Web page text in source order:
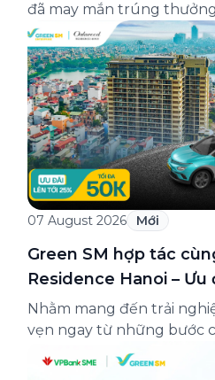
đã may mắn trúng
Livestream trao thưởng 1
nhịp cuộc vui”, được
Fanpage và TikTok Green
21:00 ngày 04/08/2026.
diễn ra công khai với sự
07 August 2026 Mới
Green SM hợp tác
Residence Hanoi – Ưu
lên đến 25%
Nhằm mang đến trải
vẹn ngay từ những bước
Green SM chính thức hợp
Oakwood Residence